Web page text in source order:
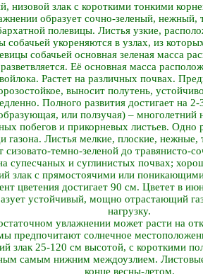
низовой злак с короткими тонкими
образует сочно-зеленый, нежный,
полевицы. Листья узкие,
собачьей укореняются в узлах, из
собачьей основная зеленая масса
Её основная масса
Растет на различных почвах.
выносит полутень,
Полного развития достигает на
или ползучая) – многолетний
побегов и прикорневых листьев. Одно
газона. Листья мелкие, плоские,
сизовато-темно-зеленой до травянисто-
супесчаных и суглинистых почвах;
злак с прямостоячими или
цветения достигает 90 см. Цветет в
устойчивый, мощно отрастающий
нагрузку.
увлажнении может расти на
предпочитают солнечное
злак 25-120 см высотой, с короткими
самым нижним междоузлием.
конце весны-летом.